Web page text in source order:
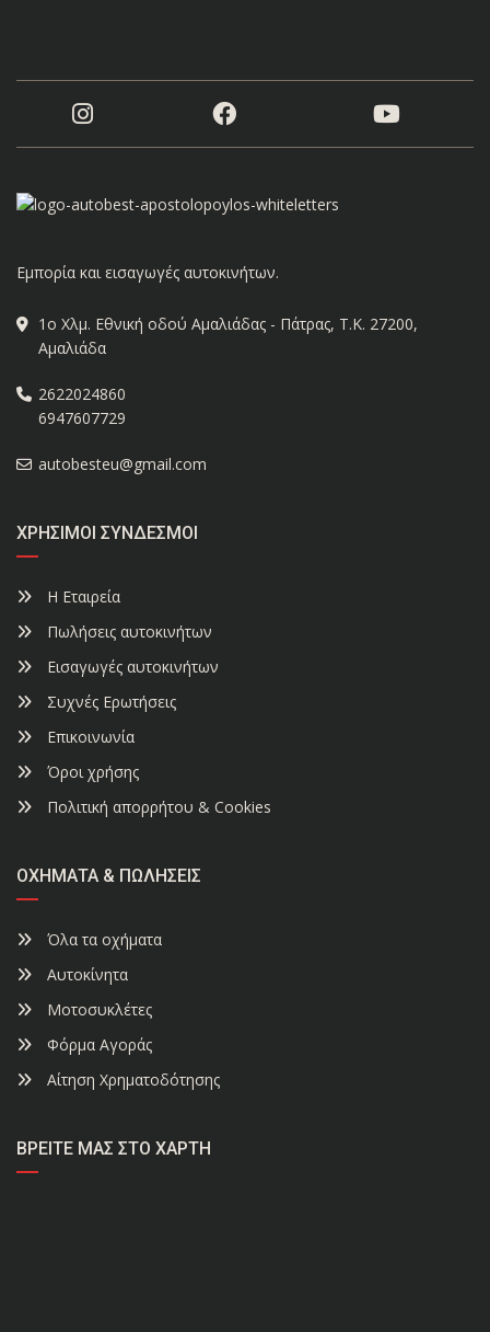
Εμπορία και εισαγωγές αυτοκινήτων.
1ο Χλμ. Εθνική οδού Αμαλιάδας - Πάτρας, Τ.Κ. 27200,
Αμαλιάδα
2622024860
6947607729
autobesteu@gmail.com
ΧΡΉΣΙΜΟΙ ΣΎΝΔΕΣΜΟΙ
Η Εταιρεία
Πωλήσεις αυτοκινήτων
Εισαγωγές αυτοκινήτων
Συχνές Ερωτήσεις
Επικοινωνία
Όροι χρήσης
Πολιτική απορρήτου & Cookies
ΟΧΉΜΑΤΑ & ΠΩΛΉΣΕΙΣ
Όλα τα οχήματα
Αυτοκίνητα
Μοτοσυκλέτες
Φόρμα Αγοράς
Αίτηση Χρηματοδότησης
ΒΡΕΊΤΕ ΜΑΣ ΣΤΟ ΧΆΡΤΗ